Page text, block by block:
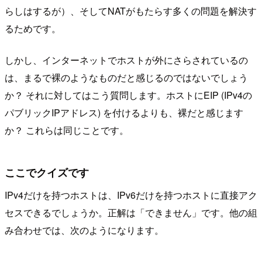
らしはするが）、そしてNATがもたらす多くの問題を解決す
るためです。
しかし、インターネットでホストが外にさらされているの
は、まるで裸のようなものだと感じるのではないでしょう
か？ それに対してはこう質問します。ホストにEIP (IPv4の
パブリックIPアドレス) を付けるよりも、裸だと感じます
か？ これらは同じことです。
ここでクイズです
IPv4だけを持つホストは、IPv6だけを持つホストに直接アク
セスできるでしょうか。正解は「できません」です。他の組
み合わせでは、次のようになります。